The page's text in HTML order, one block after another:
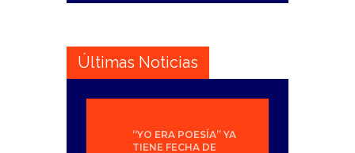
Últimas Noticias
“YO ERA POESÍA” YA
TIENE FECHA DE